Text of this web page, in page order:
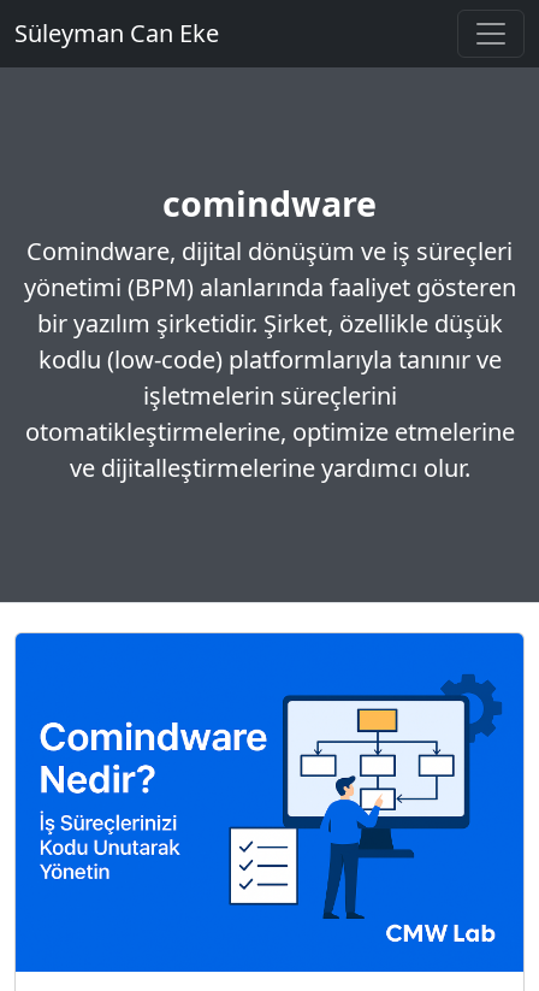
Süleyman Can Eke
comindware
Comindware, dijital dönüşüm ve iş süreçleri
yönetimi (BPM) alanlarında faaliyet gösteren
bir yazılım şirketidir. Şirket, özellikle düşük
kodlu (low-code) platformlarıyla tanınır ve
işletmelerin süreçlerini
otomatikleştirmelerine, optimize etmelerine
ve dijitalleştirmelerine yardımcı olur.